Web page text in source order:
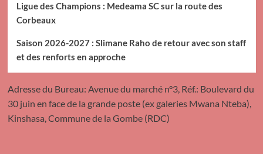
Ligue des Champions : Medeama SC sur la route des
Corbeaux
Saison 2026-2027 : Slimane Raho de retour avec son staff
et des renforts en approche
Adresse du Bureau: Avenue du marché n°3, Réf.: Boulevard du
30 juin en face de la grande poste (ex galeries Mwana Nteba),
Kinshasa, Commune de la Gombe (RDC)